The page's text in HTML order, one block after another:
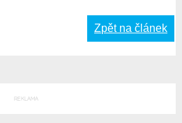
Zpět na článek
REKLAMA